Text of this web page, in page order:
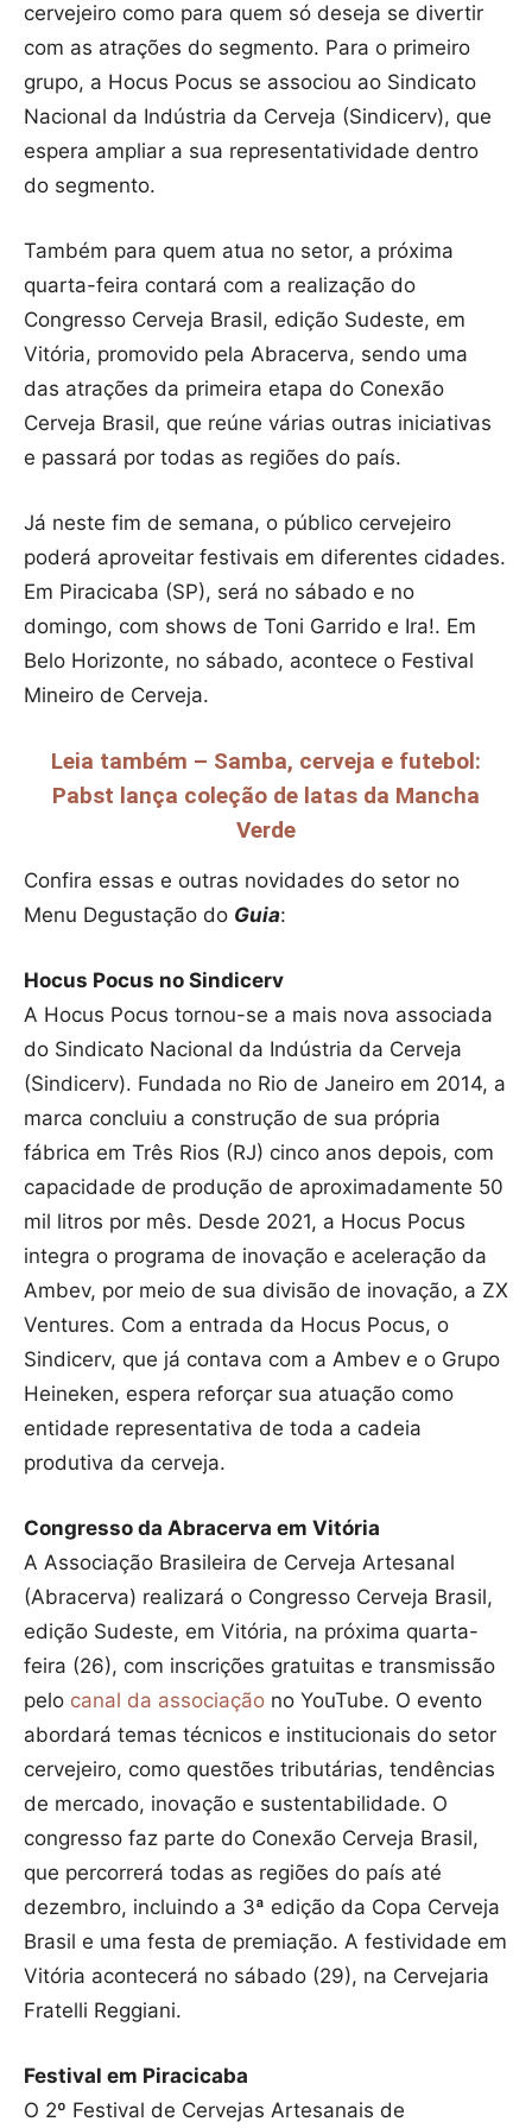
cervejeiro como para quem só deseja se divertir
com as atrações do segmento. Para o primeiro
grupo, a Hocus Pocus se associou ao Sindicato
Nacional da Indústria da Cerveja (Sindicerv), que
espera ampliar a sua representatividade dentro
do segmento.
Também para quem atua no setor, a próxima
quarta-feira contará com a realização do
Congresso Cerveja Brasil, edição Sudeste, em
Vitória, promovido pela Abracerva, sendo uma
das atrações da primeira etapa do Conexão
Cerveja Brasil, que reúne várias outras iniciativas
e passará por todas as regiões do país.
Já neste fim de semana, o público cervejeiro
poderá aproveitar festivais em diferentes cidades.
Em Piracicaba (SP), será no sábado e no
domingo, com shows de Toni Garrido e Ira!. Em
Belo Horizonte, no sábado, acontece o Festival
Mineiro de Cerveja.
Leia também – Samba, cerveja e futebol:
Pabst lança coleção de latas da Mancha
Verde
Confira essas e outras novidades do setor no
Menu Degustação do Guia:
Hocus Pocus no Sindicerv
A Hocus Pocus tornou-se a mais nova associada
do Sindicato Nacional da Indústria da Cerveja
(Sindicerv). Fundada no Rio de Janeiro em 2014, a
marca concluiu a construção de sua própria
fábrica em Três Rios (RJ) cinco anos depois, com
capacidade de produção de aproximadamente 50
mil litros por mês. Desde 2021, a Hocus Pocus
integra o programa de inovação e aceleração da
Ambev, por meio de sua divisão de inovação, a ZX
Ventures. Com a entrada da Hocus Pocus, o
Sindicerv, que já contava com a Ambev e o Grupo
Heineken, espera reforçar sua atuação como
entidade representativa de toda a cadeia
produtiva da cerveja.
Congresso da Abracerva em Vitória
A Associação Brasileira de Cerveja Artesanal
(Abracerva) realizará o Congresso Cerveja Brasil,
edição Sudeste, em Vitória, na próxima quarta-
feira (26), com inscrições gratuitas e transmissão
pelo canal da associação no YouTube. O evento
abordará temas técnicos e institucionais do setor
cervejeiro, como questões tributárias, tendências
de mercado, inovação e sustentabilidade. O
congresso faz parte do Conexão Cerveja Brasil,
que percorrerá todas as regiões do país até
dezembro, incluindo a 3ª edição da Copa Cerveja
Brasil e uma festa de premiação. A festividade em
Vitória acontecerá no sábado (29), na Cervejaria
Fratelli Reggiani.
Festival em Piracicaba
O 2º Festival de Cervejas Artesanais de